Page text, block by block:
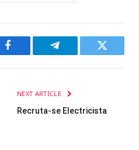
Facebook Telegram Twitter
NEXT ARTICLE
Recruta-se Electricista